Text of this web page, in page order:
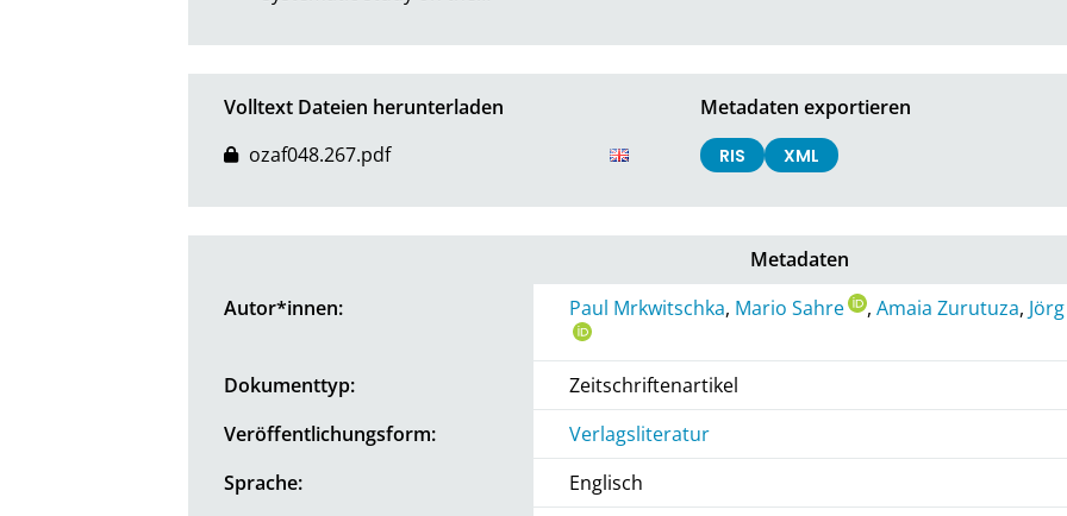
Volltext Dateien herunterladen
ozaf048.267.pdf
Metadaten exportieren
RIS XML
Metadaten
Autor*innen:
Paul Mrkwitschka, Mario Sahre ,Amaia Zurutuza,
Dokumenttyp:
Zeitschriftenartikel
Veröffentlichungsform:
Verlagsliteratur
Sprache:
Englisch